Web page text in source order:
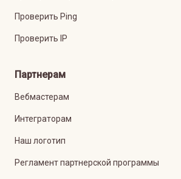
Проверить Ping
Проверить IP
Партнерам
Вебмастерам
Интеграторам
Наш логотип
Регламент партнерской программы